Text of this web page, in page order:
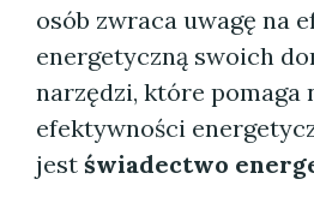
osób zwraca uwagę na
energetyczną swoich
narzędzi, które pomaga
efektywności
jest świadectwo